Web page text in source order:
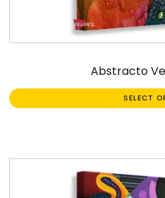
Abstracto
SELECT